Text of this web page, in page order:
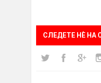
СЛЕДЕТЕ НÈ